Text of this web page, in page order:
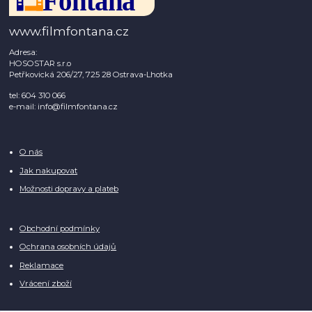
www.filmfontana.cz
Adresa:
HOSOSTAR s.r.o
Petřkovická 206/27, 725 28 Ostrava-Lhotka
tel: 604 310 066
e-mail: info@filmfontana.cz
O nás
Jak nakupovat
Možnosti dopravy a plateb
Obchodní podmínky
Ochrana osobních údajů
Reklamace
Vrácení zboží